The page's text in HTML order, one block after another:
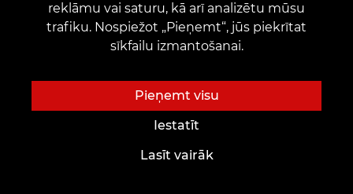
reklāmu vai saturu, kā arī analizētu mūsu
trafiku. Nospiežot „Pieņemt“, jūs piekrītat
sīkfailu izmantošanai.
Pieņemt visu
Iestatīt
Lasīt vairāk